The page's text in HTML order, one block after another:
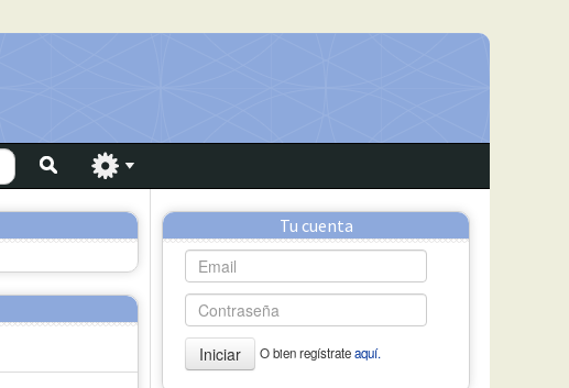
Tu cuenta
Iniciar O bien regístrateaquí.